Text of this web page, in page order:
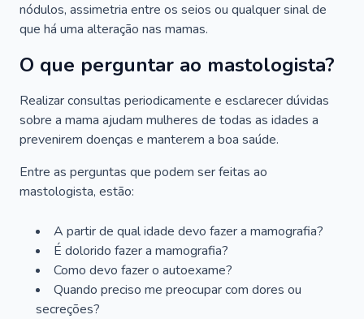
nódulos, assimetria entre os seios ou qualquer sinal de
que há uma alteração nas mamas.
O que perguntar ao mastologista?
Realizar consultas periodicamente e esclarecer dúvidas
sobre a mama ajudam mulheres de todas as idades a
prevenirem doenças e manterem a boa saúde.
Entre as perguntas que podem ser feitas ao
mastologista, estão:
A partir de qual idade devo fazer a mamografia?
É dolorido fazer a mamografia?
Como devo fazer o autoexame?
Quando preciso me preocupar com dores ou
secreções?